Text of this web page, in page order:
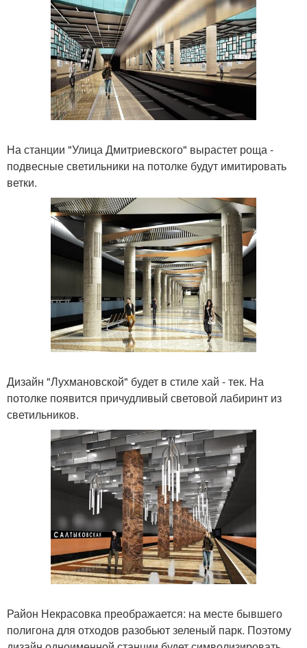
На станции "Улица Дмитриевского" вырастет роща -
подвесные светильники на потолке будут имитировать
ветки.
Дизайн "Лухмановской" будет в стиле хай - тек. На
потолке появится причудливый световой лабиринт из
светильников.
Район Некрасовка преображается: на месте бывшего
полигона для отходов разобьют зеленый парк. Поэтому